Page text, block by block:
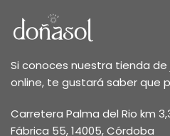
Si conoces nuestra tienda
online, te gustará saber que
Carretera Palma del Rio km
Fábrica 55, 14005, Córdoba